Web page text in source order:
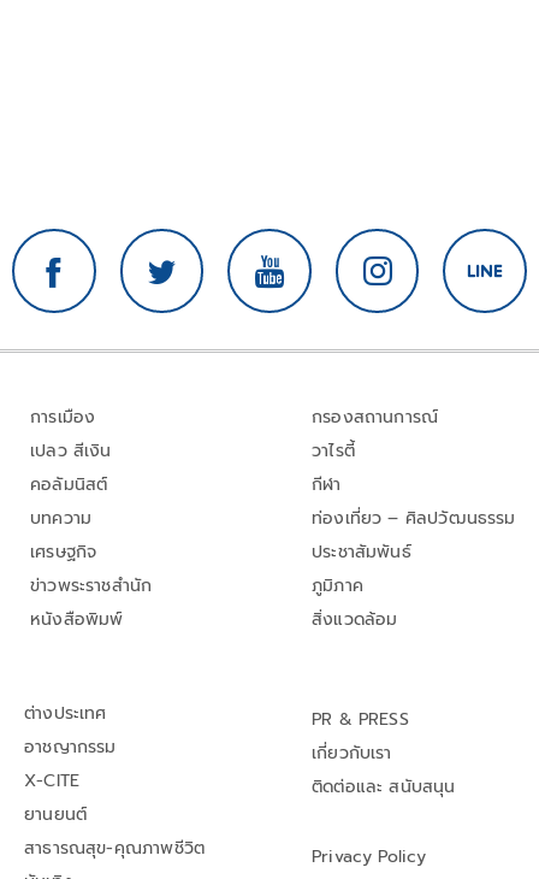
การเมือง
เปลว สีเงิน
คอลัมนิสต์
บทความ
เศรษฐกิจ
ข่าวพระราชสำนัก
หนังสือพิมพ์
กรองสถานการณ์
วาไรตี้
กีฬา
ท่องเที่ยว – ศิลปวัฒนธรรม
ประชาสัมพันธ์
ภูมิภาค
สิ่งแวดล้อม
ต่างประเทศ
อาชญากรรม
X-CITE
ยานยนต์
สาธารณสุข-คุณภาพชีวิต
PR & PRESS
เกี่ยวกับเรา
ติดต่อและ สนับสนุน
Privacy Policy